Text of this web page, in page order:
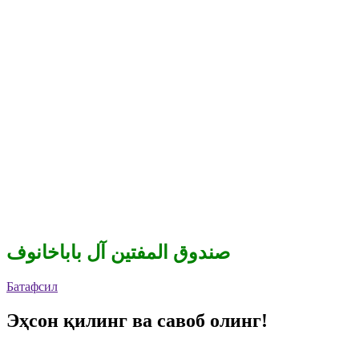
صندوق المفتين آل باباخانوف
Батафсил
Эҳсон қилинг ва савоб олинг!